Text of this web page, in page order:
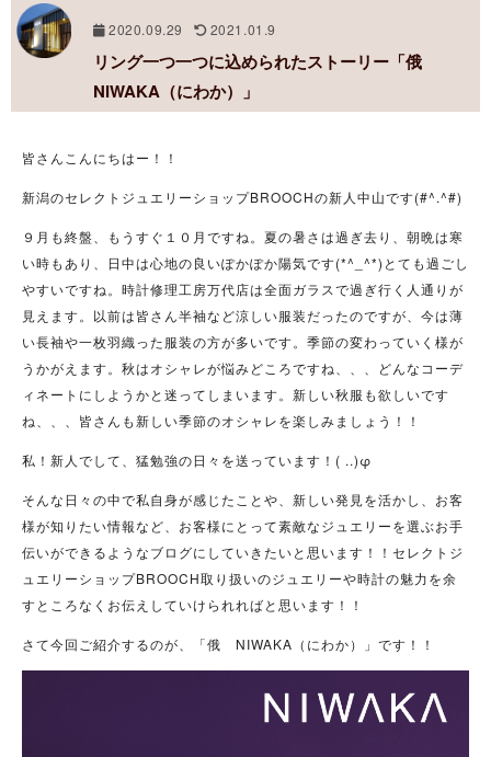
2020.09.29 2021.01.9
リング一つ一つに込められたストーリー「俄
NIWAKA（にわか）」
皆さんこんにちはー！！
新潟のセレクトジュエリーショップBROOCHの新人中山です(#^.^#)
９月も終盤、もうすぐ１０月ですね。夏の暑さは過ぎ去り、朝晩は寒
い時もあり、日中は心地の良いぽかぽか陽気です(*^_^*)とても過ごし
やすいですね。時計修理工房万代店は全面ガラスで過ぎ行く人通りが
見えます。以前は皆さん半袖など涼しい服装だったのですが、今は薄
い長袖や一枚羽織った服装の方が多いです。季節の変わっていく様が
うかがえます。秋はオシャレが悩みどころですね、、、どんなコーデ
ィネートにしようかと迷ってしまいます。新しい秋服も欲しいです
ね、、、皆さんも新しい季節のオシャレを楽しみましょう！！
私！新人でして、猛勉強の日々を送っています！( ..)φ
そんな日々の中で私自身が感じたことや、新しい発見を活かし、お客
様が知りたい情報など、お客様にとって素敵なジュエリーを選ぶお手
伝いができるようなブログにしていきたいと思います！！セレクトジ
ュエリーショップBROOCH取り扱いのジュエリーや時計の魅力を余
すところなくお伝えしていけられればと思います！！
さて今回ご紹介するのが、「俄 NIWAKA（にわか）」です！！